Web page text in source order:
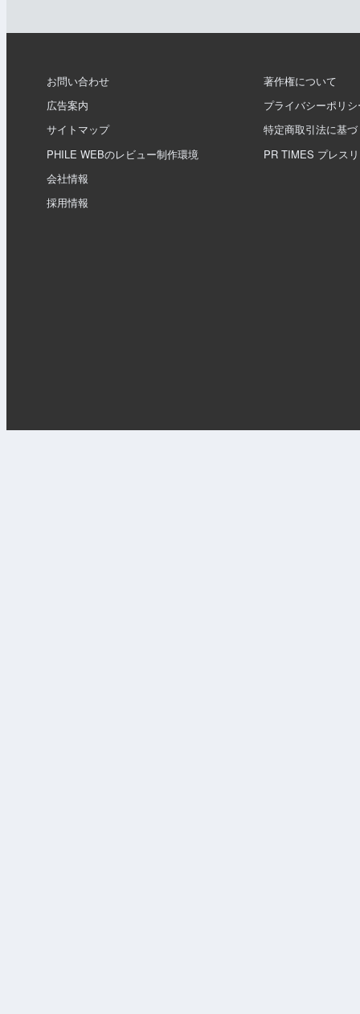
お問い合わせ
広告案内
サイトマップ
PHILE WEBのレビュー制作環境
会社情報
採用情報
著作権について
プライバシーポリ
特定商取引法に基
PR TIMES プレス